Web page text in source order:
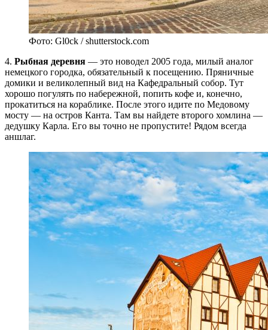
Фото: Gl0ck / shutterstock.com
4. Рыбная деревня — это новодел 2005 года, милый аналог
немецкого городка, обязательный к посещению. Пряничные
домики и великолепный вид на Кафедральный собор. Тут
хорошо погулять по набережной, попить кофе и, конечно,
прокатиться на кораблике. После этого идите по Медовому
мосту — на остров Канта. Там вы найдете второго хомлина —
дедушку Карла. Его вы точно не пропустите! Рядом всегда
аншлаг.